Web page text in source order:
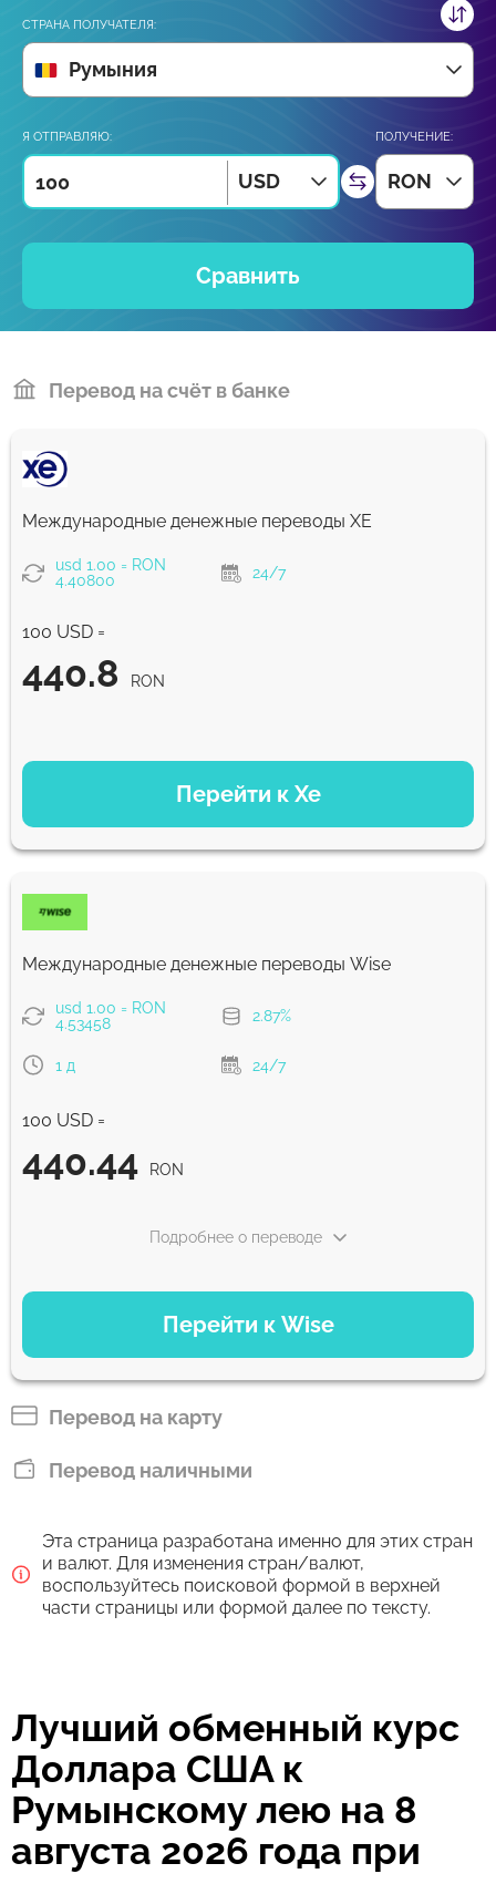
СТРАНА ПОЛУЧАТЕЛЯ:
Румыния
Я ОТПРАВЛЯЮ:
USD
ПОЛУЧЕНИЕ:
RON
Сравнить
Перевод на счёт в банке
Международные денежные переводы ХЕ
usd 1.00 = RON
4.40800
24/7
100 USD =
440.8 RON
Перейти к Xe
ВАРИАНТЫ ОПЛАТЫ
440.8 RON NaN д
Комиссия Strumok, всегда 0%
Международные денежные переводы Wise
usd 1.00 = RON
4.53458
2.87%
1 д 24/7
100 USD =
440.44 RON
Перейти к Wise
Подробнее о переводе
ВАРИАНТЫ ОПЛАТЫ
Оплатить картой
440.44 RON 1 д
Комиссия Strumok, всегда 0%
Перевод на карту
Перевод наличными
Эта страница разработана именно для этих стран
и валют. Для изменения стран/валют,
воспользуйтесь поисковой формой в верхней
части страницы или формой далее по тексту.
Лучший обменный курс
Доллара США к
Румынскому лею на 8
августа 2026 года при